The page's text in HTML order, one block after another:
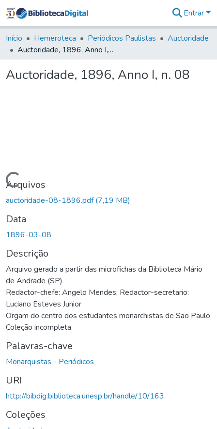
&
Coleções
Tudo na
Digital
Entrar
Início Hemeroteca Periódicos Paulistas
Auctoridade
Auctoridade, 1896, Anno I, n. 08
Auctoridade, 1896, Anno I, n. 08
Carregando...
Arquivos
auctoridade-08-1896.pdf(7,19 MB)
Data
1896-03-08
Descrição
Arquivo gerado a partir das microfichas da Biblioteca Mário
de Andrade (SP)
Redactor-chefe: Angelo Mendes; Redactor-secretario:
Luciano Esteves Junior
Orgam do centro dos estudantes monarchistas de Sao Paulo
Coleção incompleta
Palavras-chave
Monarquistas - Periódicos
URI
http://bibdig.biblioteca.unesp.br/handle/10/163
Coleções